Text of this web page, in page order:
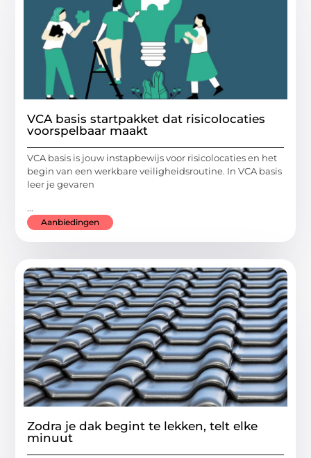
VCA basis startpakket dat risicolocaties
voorspelbaar maakt
VCA basis is jouw instapbewijs voor risicolocaties en het
begin van een werkbare veiligheidsroutine. In VCA basis
leer je gevaren
...
Aanbiedingen
Zodra je dak begint te lekken, telt elke
minuut